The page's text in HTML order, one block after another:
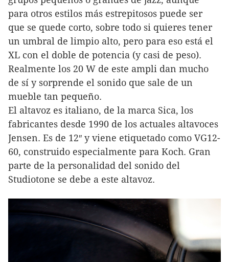
para otros estilos más estrepitosos puede ser
que se quede corto, sobre todo si quieres tener
un umbral de limpio alto, pero para eso está el
XL con el doble de potencia (y casi de peso).
Realmente los 20 W de este ampli dan mucho
de sí y sorprende el sonido que sale de un
mueble tan pequeño.
El altavoz es italiano, de la marca Sica, los
fabricantes desde 1990 de los actuales altavoces
Jensen. Es de 12″ y viene etiquetado como VG12-
60, construido especialmente para Koch. Gran
parte de la personalidad del sonido del
Studiotone se debe a este altavoz.